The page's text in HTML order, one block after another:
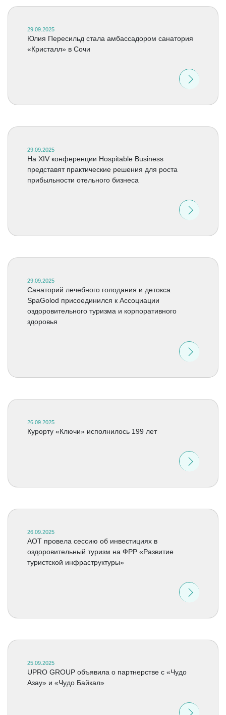
29.09.2025
Юлия Пересильд стала амбассадором санатория
«Кристалл» в Сочи
29.09.2025
На XIV конференции Hospitable Business
представят практические решения для роста
прибыльности отельного бизнеса
29.09.2025
Санаторий лечебного голодания и детокса
SpaGolod присоединился к Ассоциации
оздоровительного туризма и корпоративного
здоровья
26.09.2025
Курорту «Ключи» исполнилось 199 лет
26.09.2025
АОТ провела сессию об инвестициях в
оздоровительный туризм на ФРР «Развитие
туристской инфраструктуры»
25.09.2025
UPRO GROUP объявила о партнерстве с «Чудо
Азау» и «Чудо Байкал»